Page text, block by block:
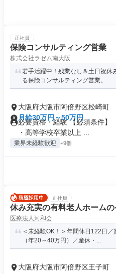
正社員
保険コンサルティング営業
株式会社ラゼム南大阪
若手活躍中！残業なし＆土日祝休
る保険コンサルティング営業。
大阪府大阪市阿倍野区松崎町
月給30万円～50万円
必要資格・経験 【必須条件】
・高等学校卒業以上 ...
業界未経験歓迎 +9個
正社員
休み充実の有料老人ホーム
医療法人河和会
＜未経験OK！＞年間休日122日
（年20～40万円）／産休・...
大阪府大阪市阿倍野区王子町